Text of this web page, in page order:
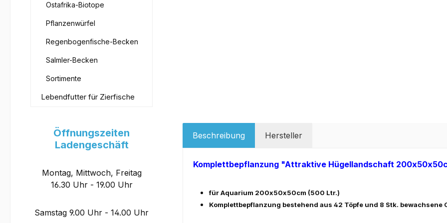
Ostafrika-Biotope
Pflanzenwürfel
Regenbogenfische-Becken
Salmler-Becken
Sortimente
Lebendfutter für Zierfische
Öffnungszeiten
Ladengeschäft
Montag, Mittwoch, Freitag
16.30 Uhr - 19.00 Uhr
Samstag 9.00 Uhr - 14.00 Uhr
Beschreibung Hersteller
Komplettbepflanzung "Attraktive Hügellandschaft
für Aquarium 200x50x50cm (500 Ltr.)
Komplettbepflanzung bestehend aus 42 Töpfe und 8 Stk. bewachsene